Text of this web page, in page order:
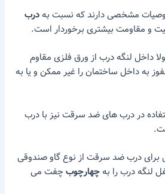
مشخصی دارند که نسبت بهدرب
و مقاومت بیشتری برخوردار است.
داخل لنگه درب از ورق فلزی مقاوم
به داخل ساختمان را غیر ممکن و یا به
در درب های ضد سرقت نیز با درب
برای درب ضد سرقت از نوع گاو صندوقی
لنگه درب را بهچهارچوبچفت می